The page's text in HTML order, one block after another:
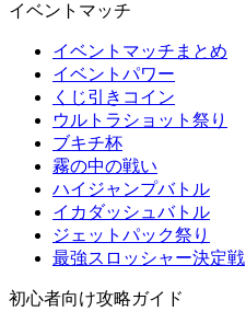
イベントマッチ
イベントマッチまとめ
イベントパワー
くじ引きコイン
ウルトラショット祭り
ブキチ杯
霧の中の戦い
ハイジャンプバトル
イカダッシュバトル
ジェットパック祭り
最強スロッシャー決定戦
初心者向け攻略ガイド